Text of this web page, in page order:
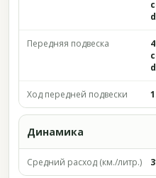
Передняя подвеска
Ход передней подвески
Динамика
Средний расход (км./литр.)